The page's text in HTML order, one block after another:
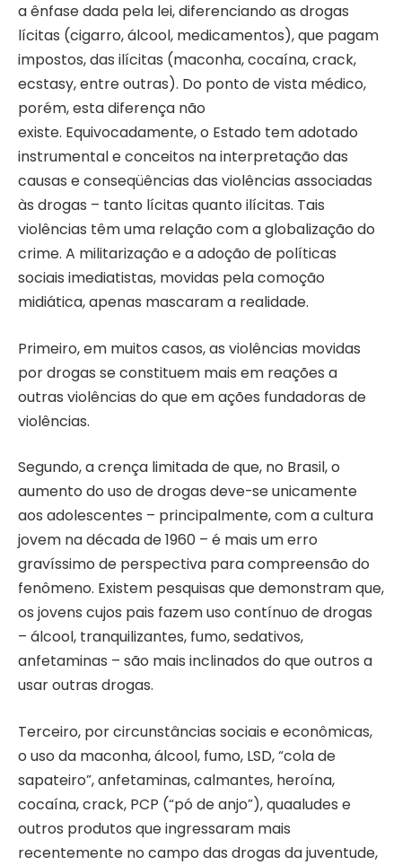
a ênfase dada pela lei, diferenciando as drogas
lícitas (cigarro, álcool, medicamentos), que pagam
impostos, das ilícitas (maconha, cocaína, crack,
ecstasy, entre outras). Do ponto de vista médico,
porém, esta diferença não
existe. Equivocadamente, o Estado tem adotado
instrumental e conceitos na interpretação das
causas e conseqüências das violências associadas
às drogas – tanto lícitas quanto ilícitas. Tais
violências têm uma relação com a globalização do
crime. A militarização e a adoção de políticas
sociais imediatistas, movidas pela comoção
midiática, apenas mascaram a realidade.
Primeiro, em muitos casos, as violências movidas
por drogas se constituem mais em reações a
outras violências do que em ações fundadoras de
violências.
Segundo, a crença limitada de que, no Brasil, o
aumento do uso de drogas deve-se unicamente
aos adolescentes – principalmente, com a cultura
jovem na década de 1960 – é mais um erro
gravíssimo de perspectiva para compreensão do
fenômeno. Existem pesquisas que demonstram que,
os jovens cujos pais fazem uso contínuo de drogas
– álcool, tranquilizantes, fumo, sedativos,
anfetaminas – são mais inclinados do que outros a
usar outras drogas.
Terceiro, por circunstâncias sociais e econômicas,
o uso da maconha, álcool, fumo, LSD, “cola de
sapateiro”, anfetaminas, calmantes, heroína,
cocaína, crack, PCP (“pó de anjo”), quaaludes e
outros produtos que ingressaram mais
recentemente no campo das drogas da juventude,